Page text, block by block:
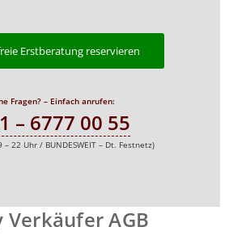
Erstberatung reservieren
Fragen? – Einfach anrufen:
– 6777 00 55
– 22 Uhr / BUNDESWEIT – Dt. Festnetz)
Verkäufer AGB